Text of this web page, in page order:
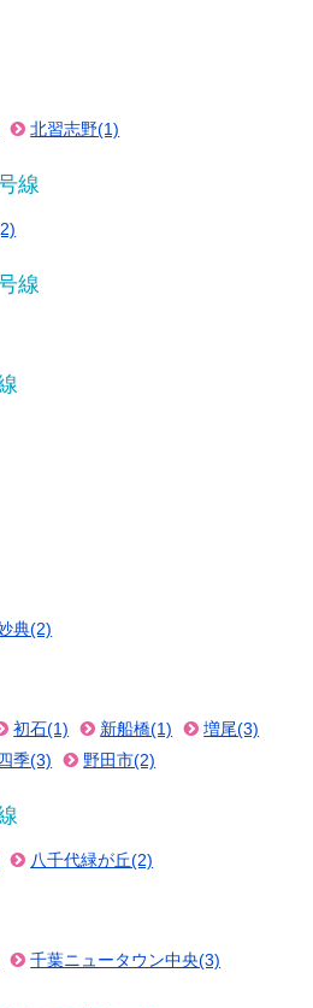
北習志野(1)
線
線
典(2)
初石(1) 新船橋(1)
増尾(3)
季(3) 野田市(2)
八千代緑が丘(2)
千葉ニュータウン中央(3)